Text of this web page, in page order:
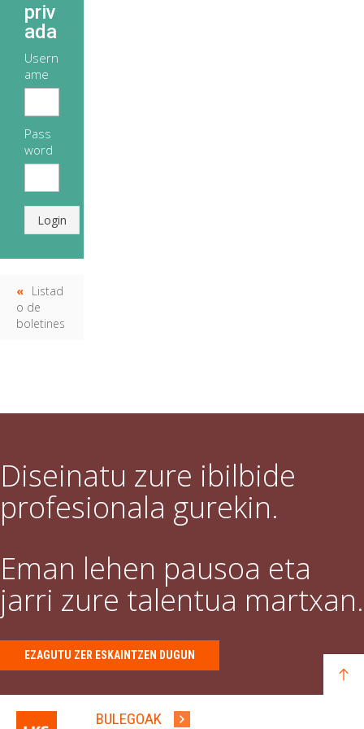
priv
ada
Usern
ame
Pass
word
Login
Listad
o de
boletines
Diseinatu zure ibilbide
profesionala gurekin.
Eman lehen pausoa eta
jarri zure talentua martxan.
EZAGUTU ZER ESKAINTZEN DUGUN
BULEGOAK